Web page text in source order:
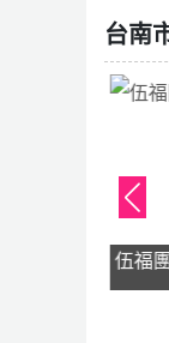
台南
伍福